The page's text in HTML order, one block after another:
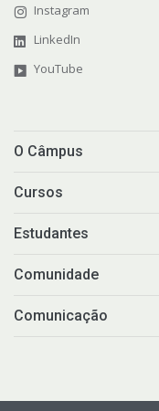
Instagram
LinkedIn
YouTube
O Câmpus
Cursos
Estudantes
Comunidade
Comunicação